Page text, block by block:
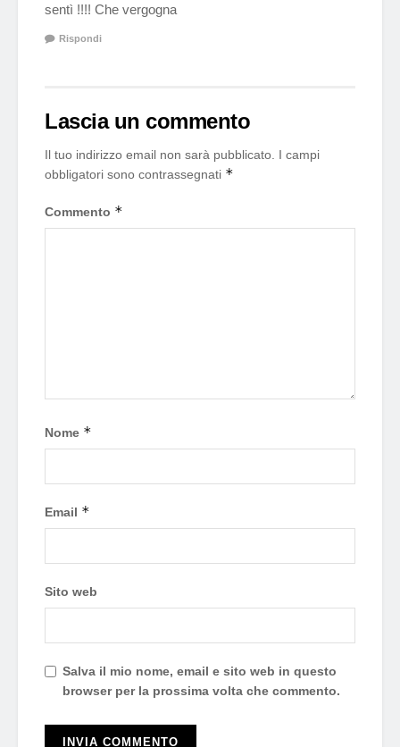
sentì !!!! Che vergogna
Rispondi
Lascia un commento
Il tuo indirizzo email non sarà pubblicato. I campi
obbligatori sono contrassegnati *
Commento *
Nome *
Email *
Sito web
Salva il mio nome, email e sito web in questo
browser per la prossima volta che commento.